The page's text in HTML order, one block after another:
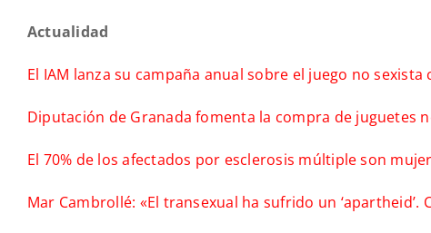
Actualidad
El IAM lanza su campaña anual sobre el juego no
Diputación de Granada fomenta la compra de juguetes
El 70% de los afectados por esclerosis múltiple son
Mar Cambrollé: «El transexual ha sufrido un ‘apartheid’.